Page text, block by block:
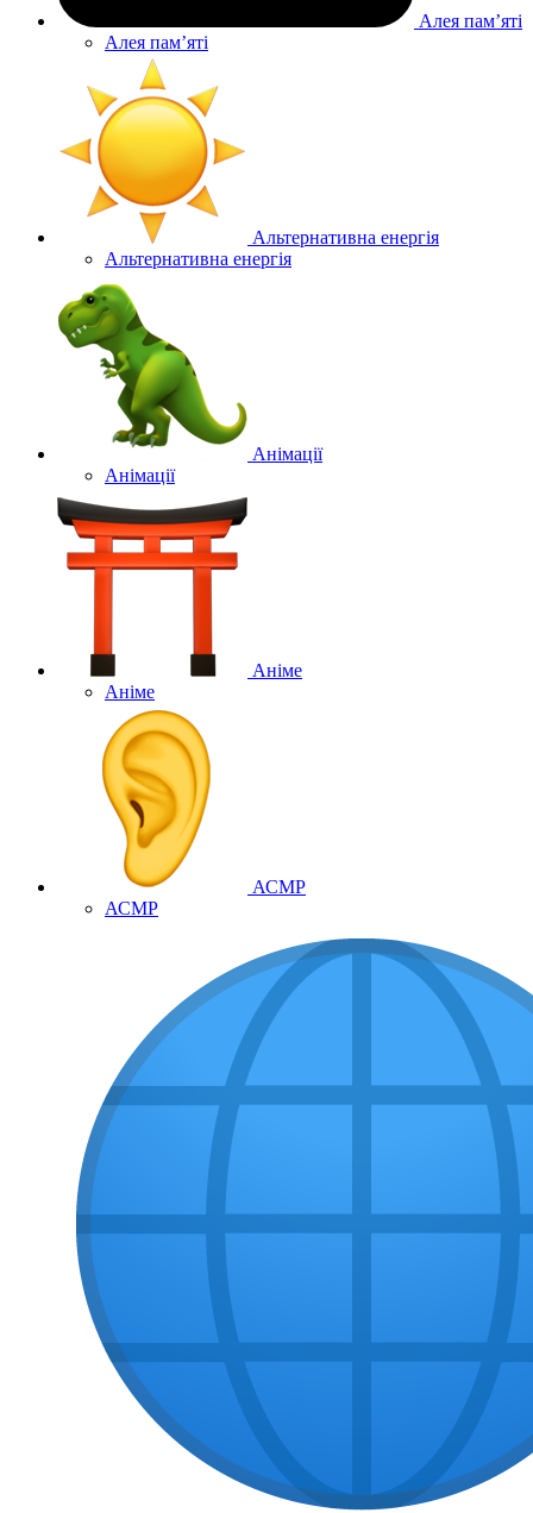
Алея памʼяті
Алея памʼяті
Альтернативна енергія
Альтернативна енергія
Анімації
Анімації
Аніме
Аніме
АСМР
АСМР